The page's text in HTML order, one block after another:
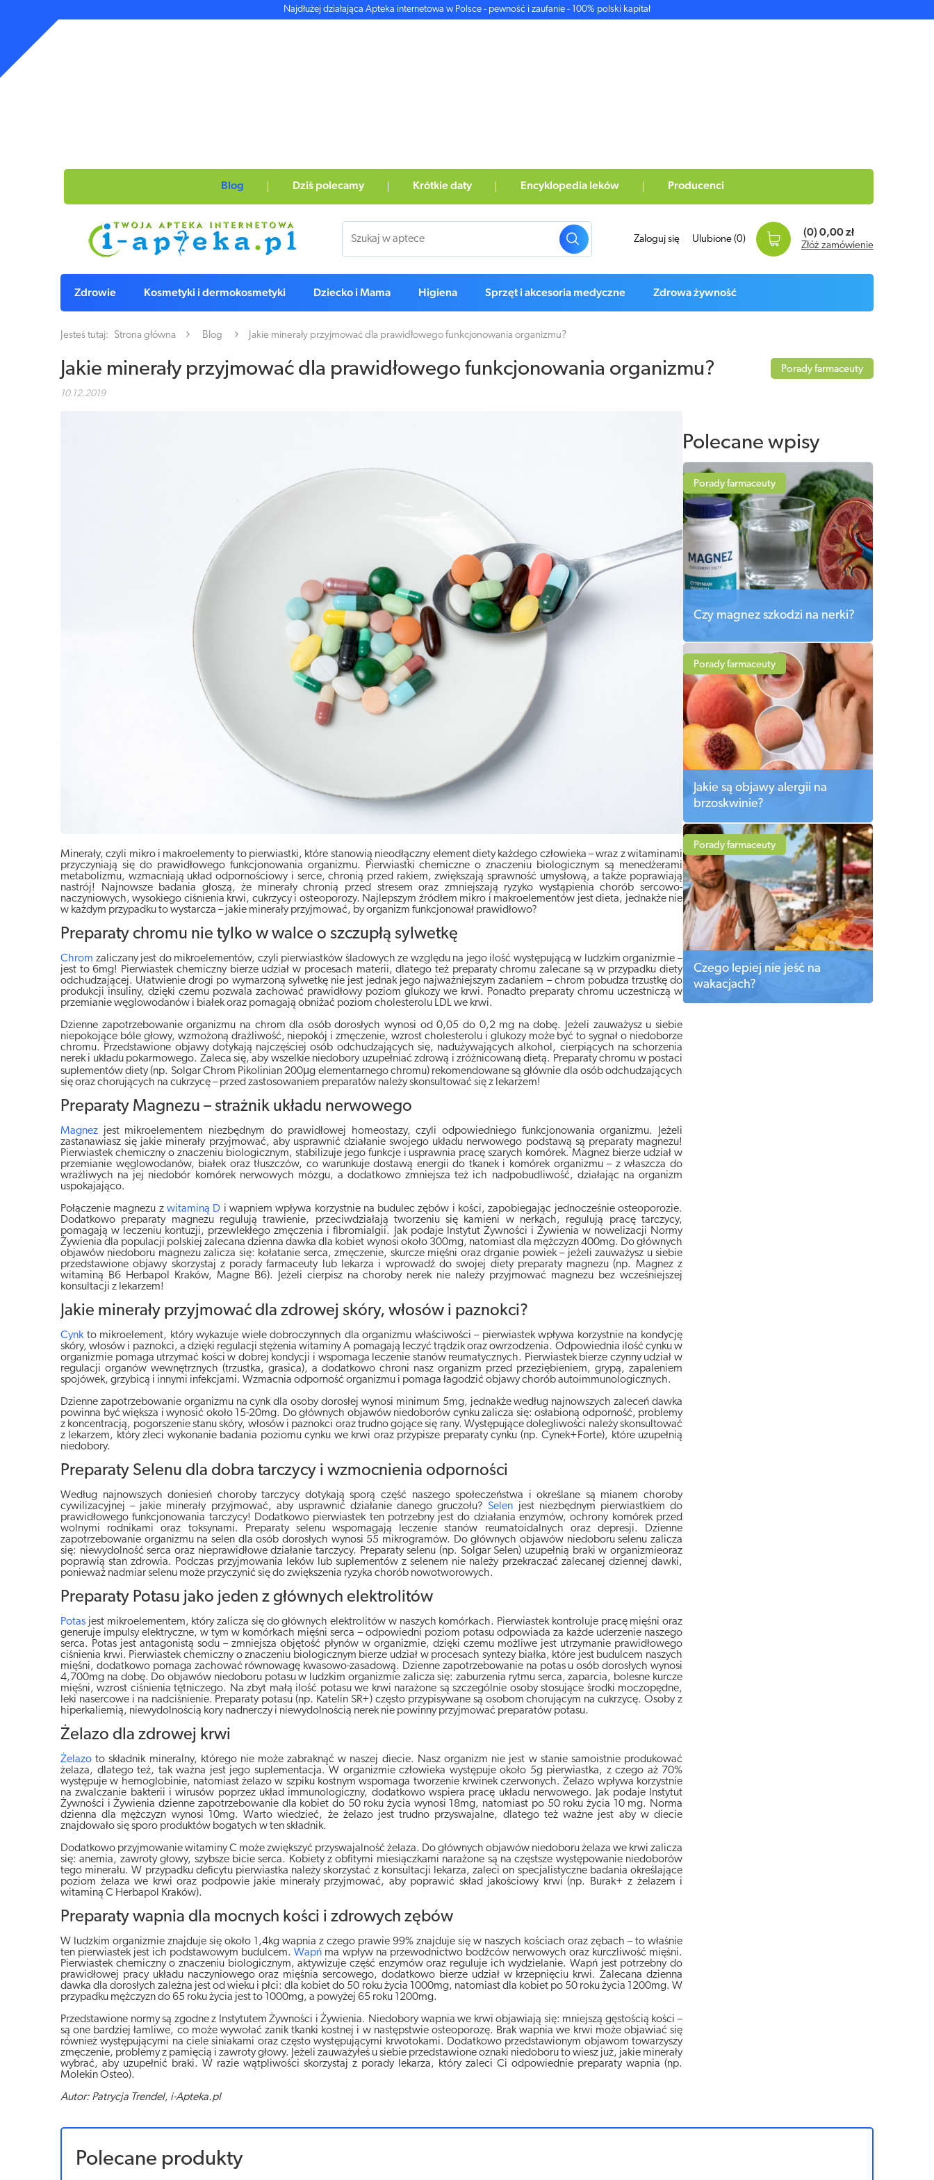
Najdłużej działająca Apteka internetowa w Polsce - pewność i zaufanie - 100% polski kapitał
Blog Dziś polecamy Krótkie daty Encyklopedia leków Producenci
Zaloguj się Ulubione (0)
(0)0,00 zł
Złóż zamówienie
Zdrowie Kosmetyki i dermokosmetyki Dziecko i Mama Higiena Sprzęt i akcesoria medyczne Zdrowa żywność
Jesteś tutaj: Strona główna Blog Jakie minerały przyjmować dla prawidłowego funkcjonowania organizmu?
Jakie minerały przyjmować dla prawidłowego funkcjonowania organizmu?
10.12.2019
Porady farmaceuty
Minerały, czyli mikro i makroelementy to pierwiastki, które stanowią nieodłączny element diety każdego człowieka – wraz z witaminami
przyczyniają się do prawidłowego funkcjonowania organizmu. Pierwiastki chemiczne o znaczeniu biologicznym są menedżerami
metabolizmu, wzmacniają układ odpornościowy i serce, chronią przed rakiem, zwiększają sprawność umysłową, a także poprawiają
nastrój! Najnowsze badania głoszą, że minerały chronią przed stresem oraz zmniejszają ryzyko wystąpienia chorób sercowo-
naczyniowych, wysokiego ciśnienia krwi, cukrzycy i osteoporozy. Najlepszym źródłem mikro i makroelementów jest dieta, jednakże nie
w każdym przypadku to wystarcza – jakie minerały przyjmować, by organizm funkcjonował prawidłowo?
Preparaty chromu nie tylko w walce o szczupłą sylwetkę
Chrom zaliczany jest do mikroelementów, czyli pierwiastków śladowych ze względu na jego ilość występującą w ludzkim organizmie –
jest to 6mg! Pierwiastek chemiczny bierze udział w procesach materii, dlatego też preparaty chromu zalecane są w przypadku diety
odchudzającej. Ułatwienie drogi po wymarzoną sylwetkę nie jest jednak jego najważniejszym zadaniem – chrom pobudza trzustkę do
produkcji insuliny, dzięki czemu pozwala zachować prawidłowy poziom glukozy we krwi. Ponadto preparaty chromu uczestniczą w
przemianie węglowodanów i białek oraz pomagają obniżać poziom cholesterolu LDL we krwi.
Dzienne zapotrzebowanie organizmu na chrom dla osób dorosłych wynosi od 0,05 do 0,2 mg na dobę. Jeżeli zauważysz u siebie
niepokojące bóle głowy, wzmożoną drażliwość, niepokój i zmęczenie, wzrost cholesterolu i glukozy może być to sygnał o niedoborze
chromu. Przedstawione objawy dotykają najczęściej osób odchudzających się, nadużywających alkohol, cierpiących na schorzenia
nerek i układu pokarmowego. Zaleca się, aby wszelkie niedobory uzupełniać zdrową i zróżnicowaną dietą. Preparaty chromu w postaci
suplementów diety (np. Solgar Chrom Pikolinian 200μg elementarnego chromu) rekomendowane są głównie dla osób odchudzających
się oraz chorujących na cukrzycę – przed zastosowaniem preparatów należy skonsultować się z lekarzem!
Preparaty Magnezu – strażnik układu nerwowego
Magnez jest mikroelementem niezbędnym do prawidłowej homeostazy, czyli odpowiedniego funkcjonowania organizmu. Jeżeli
zastanawiasz się jakie minerały przyjmować, aby usprawnić działanie swojego układu nerwowego podstawą są preparaty magnezu!
Pierwiastek chemiczny o znaczeniu biologicznym, stabilizuje jego funkcje i usprawnia pracę szarych komórek. Magnez bierze udział w
przemianie węglowodanów, białek oraz tłuszczów, co warunkuje dostawą energii do tkanek i komórek organizmu – z właszcza do
wrażliwych na jej niedobór komórek nerwowych mózgu, a dodatkowo zmniejsza też ich nadpobudliwość, działając na organizm
uspokajająco.
Połączenie magnezu z witaminą D i wapniem wpływa korzystnie na budulec zębów i kości, zapobiegając jednocześnie osteoporozie.
Dodatkowo preparaty magnezu regulują trawienie, przeciwdziałają tworzeniu się kamieni w nerkach, regulują pracę tarczycy,
pomagają w leczeniu kontuzji, przewlekłego zmęczenia i fibromialgii. Jak podaje Instytut Żywności i Żywienia w nowelizacji Normy
Żywienia dla populacji polskiej zalecana dzienna dawka dla kobiet wynosi około 300mg, natomiast dla mężczyzn 400mg. Do głównych
objawów niedoboru magnezu zalicza się: kołatanie serca, zmęczenie, skurcze mięśni oraz drganie powiek – jeżeli zauważysz u siebie
przedstawione objawy skorzystaj z porady farmaceuty lub lekarza i wprowadź do swojej diety preparaty magnezu (np. Magnez z
witaminą B6 Herbapol Kraków, Magne B6). Jeżeli cierpisz na choroby nerek nie należy przyjmować magnezu bez wcześniejszej
konsultacji z lekarzem!
Jakie minerały przyjmować dla zdrowej skóry, włosów i paznokci?
Cynkto mikroelement, który wykazuje wiele dobroczynnych dla organizmu właściwości – pierwiastek wpływa korzystnie na kondycję
skóry, włosów i paznokci, a dzięki regulacji stężenia witaminy A pomagają leczyć trądzik oraz owrzodzenia. Odpowiednia ilość cynku w
organizmie pomaga utrzymać kości w dobrej kondycji i wspomaga leczenie stanów reumatycznych. Pierwiastek bierze czynny udział w
regulacji organów wewnętrznych (trzustka, grasica), a dodatkowo chroni nasz organizm przed przeziębieniem, grypą, zapaleniem
spojówek, grzybicą i innymi infekcjami. Wzmacnia odporność organizmu i pomaga łagodzić objawy chorób autoimmunologicznych.
Dzienne zapotrzebowanie organizmu na cynk dla osoby dorosłej wynosi minimum 5mg, jednakże według najnowszych zaleceń dawka
powinna być większa i wynosić około 15-20mg. Do głównych objawów niedoborów cynku zalicza się: osłabioną odporność, problemy
z koncentracją, pogorszenie stanu skóry, włosów i paznokci oraz trudno gojące się rany. Występujące dolegliwości należy skonsultować
z lekarzem, który zleci wykonanie badania poziomu cynku we krwi oraz przypisze preparaty cynku (np. Cynek+Forte), które uzupełnią
niedobory.
Preparaty Selenu dla dobra tarczycy i wzmocnienia odporności
Według najnowszych doniesień choroby tarczycy dotykają sporą część naszego społeczeństwa i określane są mianem choroby
cywilizacyjnej – jakie minerały przyjmować, aby usprawnić działanie danego gruczołu? Selen jest niezbędnym pierwiastkiem do
prawidłowego funkcjonowania tarczycy! Dodatkowo pierwiastek ten potrzebny jest do działania enzymów, ochrony komórek przed
wolnymi rodnikami oraz toksynami. Preparaty selenu wspomagają leczenie stanów reumatoidalnych oraz depresji. Dzienne
zapotrzebowanie organizmu na selen dla osób dorosłych wynosi 55 mikrogramów. Do głównych objawów niedoboru selenu zalicza
się: niewydolność serca oraz nieprawidłowe działanie tarczycy. Preparaty selenu (np. Solgar Selen) uzupełnią braki w organizmieoraz
poprawią stan zdrowia. Podczas przyjmowania leków lub suplementów z selenem nie należy przekraczać zalecanej dziennej dawki,
ponieważ nadmiar selenu może przyczynić się do zwiększenia ryzyka chorób nowotworowych.
Preparaty Potasu jako jeden z głównych elektrolitów
Potas jest mikroelementem, który zalicza się do głównych elektrolitów w naszych komórkach. Pierwiastek kontroluje pracę mięśni oraz
generuje impulsy elektryczne, w tym w komórkach mięśni serca – odpowiedni poziom potasu odpowiada za każde uderzenie naszego
serca. Potas jest antagonistą sodu – zmniejsza objętość płynów w organizmie, dzięki czemu możliwe jest utrzymanie prawidłowego
ciśnienia krwi. Pierwiastek chemiczny o znaczeniu biologicznym bierze udział w procesach syntezy białka, które jest budulcem naszych
mięśni, dodatkowo pomaga zachować równowagę kwasowo-zasadową. Dzienne zapotrzebowanie na potas u osób dorosłych wynosi
4,700mg na dobę. Do objawów niedoboru potasu w ludzkim organizmie zalicza się: zaburzenia rytmu serca, zaparcia, bolesne kurcze
mięśni, wzrost ciśnienia tętniczego. Na zbyt małą ilość potasu we krwi narażone są szczególnie osoby stosujące środki moczopędne,
leki nasercowe i na nadciśnienie. Preparaty potasu (np. Katelin SR+) często przypisywane są osobom chorującym na cukrzycę. Osoby z
hiperkaliemią, niewydolnością kory nadnerczy i niewydolnością nerek nie powinny przyjmować preparatów potasu.
Żelazo dla zdrowej krwi
Żelazo to składnik mineralny, którego nie może zabraknąć w naszej diecie. Nasz organizm nie jest w stanie samoistnie produkować
żelaza, dlatego też, tak ważna jest jego suplementacja. W organizmie człowieka występuje około 5g pierwiastka, z czego aż 70%
występuje w hemoglobinie, natomiast żelazo w szpiku kostnym wspomaga tworzenie krwinek czerwonych. Żelazo wpływa korzystnie
na zwalczanie bakterii i wirusów poprzez układ immunologiczny, dodatkowo wspiera pracę układu nerwowego. Jak podaje Instytut
Żywności i Żywienia dzienne zapotrzebowanie dla kobiet do 50 roku życia wynosi 18mg, natomiast po 50 roku życia 10 mg. Norma
dzienna dla mężczyzn wynosi 10mg. Warto wiedzieć, że żelazo jest trudno przyswajalne, dlatego też ważne jest aby w diecie
znajdowało się sporo produktów bogatych w ten składnik.
Dodatkowo przyjmowanie witaminy C może zwiększyć przyswajalność żelaza. Do głównych objawów niedoboru żelaza we krwi zalicza
się: anemia, zawroty głowy, szybsze bicie serca. Kobiety z obfitymi miesiączkami narażone są na częstsze występowanie niedoborów
tego minerału. W przypadku deficytu pierwiastka należy skorzystać z konsultacji lekarza, zaleci on specjalistyczne badania określające
poziom żelaza we krwi oraz podpowie jakie minerały przyjmować, aby poprawić skład jakościowy krwi (np. Burak+ z żelazem i
witaminą C Herbapol Kraków).
Preparaty wapnia dla mocnych kości i zdrowych zębów
W ludzkim organizmie znajduje się około 1,4kg wapnia z czego prawie 99% znajduje się w naszych kościach oraz zębach – to właśnie
ten pierwiastek jest ich podstawowym budulcem.Wapń ma wpływ na przewodnictwo bodźców nerwowych oraz kurczliwość mięśni.
Pierwiastek chemiczny o znaczeniu biologicznym, aktywizuje część enzymów oraz reguluje ich wydzielanie. Wapń jest potrzebny do
prawidłowej pracy układu naczyniowego oraz mięśnia sercowego, dodatkowo bierze udział w krzepnięciu krwi. Zalecana dzienna
dawka dla dorosłych zależna jest od wieku i płci: dla kobiet do 50 roku życia 1000mg, natomiast dla kobiet po 50 roku życia 1200mg. W
przypadku mężczyzn do 65 roku życia jest to 1000mg, a powyżej 65 roku 1200mg.
Przedstawione normy są zgodne z Instytutem Żywności i Żywienia. Niedobory wapnia we krwi objawiają się: mniejszą gęstością kości –
są one bardziej łamliwe, co może wywołać zanik tkanki kostnej i w następstwie osteoporozę. Brak wapnia we krwi może objawiać się
również występującymi na ciele siniakami oraz często występującymi krwotokami. Dodatkowo przedstawionym objawom towarzyszy
zmęczenie, problemy z pamięcią i zawroty głowy. Jeżeli zauważyłeś u siebie przedstawione oznaki niedoboru to wiesz już, jakie minerały
wybrać, aby uzupełnić braki. W razie wątpliwości skorzystaj z porady lekarza, który zaleci Ci odpowiednie preparaty wapnia (np.
Molekin Osteo).
Autor: Patrycja Trendel, i-Apteka.pl
Polecane wpisy
Porady farmaceuty
Czy magnez szkodzi na nerki?
Porady farmaceuty
Jakie są objawy alergii na
brzoskwinie?
Porady farmaceuty
Czego lepiej nie jeść na
wakacjach?
Polecane produkty